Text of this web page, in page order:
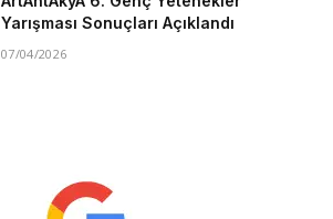
Yarışması Sonuçları Açıklandı
07/04/2026